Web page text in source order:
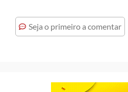
Seja o primeiro a comentar